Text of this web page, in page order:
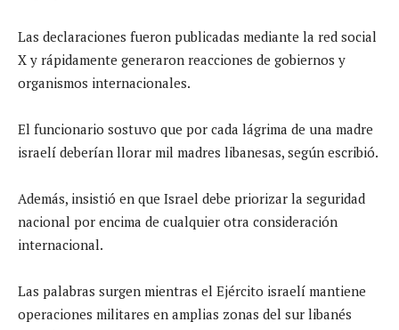
Las declaraciones fueron publicadas mediante la red social
X y rápidamente generaron reacciones de gobiernos y
organismos internacionales.
El funcionario sostuvo que por cada lágrima de una madre
israelí deberían llorar mil madres libanesas, según escribió.
Además, insistió en que Israel debe priorizar la seguridad
nacional por encima de cualquier otra consideración
internacional.
Las palabras surgen mientras el Ejército israelí mantiene
operaciones militares en amplias zonas del sur libanés